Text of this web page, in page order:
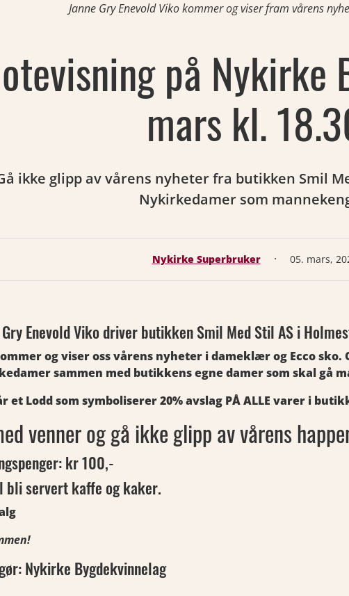
Janne Gry Enevold Viko kommer og viser fram vårens
på Nykirke
mars kl.
ikke glipp av vårens nyheter fra butikken Smil
Nykirkedamer som
Nykirke Superbruker · 05. mars,
Gry Enevold Viko driver butikken Smil Med Stil AS i
og viser oss vårens nyheter i dameklær og Ecco
sammen med butikkens egne damer som skal gå
et Lodd som symboliserer 20% avslag PÅ ALLE varer i
venner og gå ikke glipp av vårens
kr 100,-
bli servert kaffe og kaker.
Nykirke Bygdekvinnelag